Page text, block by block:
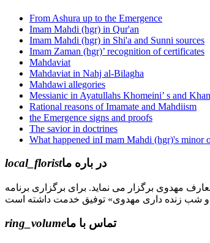
From Ashura up to the Emergence
Imam Mahdi (hgr) in Qur'an
Imam Mahdi (hgr) in Shi'a and Sunni sources
Imam Zaman (hgr)’ recognition of certificates
Mahdaviat
Mahdaviat in Nahj al-Bilagha
Mahdawi allegories
Messianic in Ayatullahs Khomeini’ s and
Rational reasons of Imamate and Mahdiism
the Emergence signs and proofs
The savior in doctrines
What happened inI mam Mahdi (hgr)'s minor
local_floristدر باره ما
و تکمیلی معارف مهدوی برگزار می نماید. برای برگزاری برنامه
ring_volumeتماس با ما